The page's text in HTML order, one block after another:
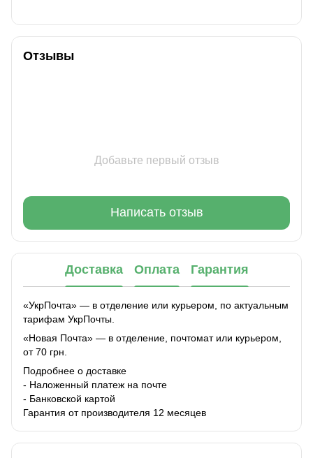
Отзывы
Добавьте первый отзыв
Написать отзыв
Доставка Оплата Гарантия
«УкрПочта» — в отделение или курьером, по актуальным
тарифам УкрПочты.
«Новая Почта» — в отделение, почтомат или курьером,
от 70 грн.
Подробнее о доставке
- Наложенный платеж на почте
- Банковской картой
Гарантия от производителя 12 месяцев